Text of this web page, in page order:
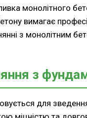
монолітного
вимагає
з монолітним
з
для